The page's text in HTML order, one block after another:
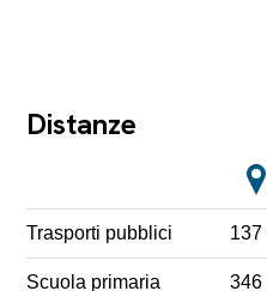
Distanze
Trasporti pubblici 137
Scuola primaria 346